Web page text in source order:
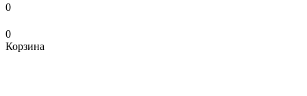
0
0
Корзина